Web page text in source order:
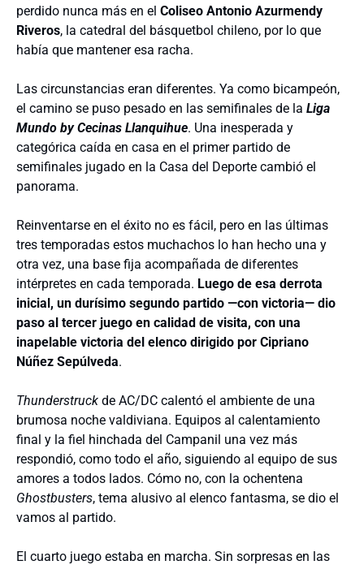
perdido nunca más en el Coliseo Antonio Azurmendy
Riveros, la catedral del básquetbol chileno, por lo que
había que mantener esa racha.
Las circunstancias eran diferentes. Ya como bicampeón,
el camino se puso pesado en las semifinales de la Liga
Mundo by Cecinas Llanquihue. Una inesperada y
categórica caída en casa en el primer partido de
semifinales jugado en la Casa del Deporte cambió el
panorama.
Reinventarse en el éxito no es fácil, pero en las últimas
tres temporadas estos muchachos lo han hecho una y
otra vez, una base fija acompañada de diferentes
intérpretes en cada temporada. Luego de esa derrota
inicial, un durísimo segundo partido —con victoria— dio
paso al tercer juego en calidad de visita, con una
inapelable victoria del elenco dirigido por Cipriano
Núñez Sepúlveda.
Thunderstruck de AC/DC calentó el ambiente de una
brumosa noche valdiviana. Equipos al calentamiento
final y la fiel hinchada del Campanil una vez más
respondió, como todo el año, siguiendo al equipo de sus
amores a todos lados. Cómo no, con la ochentena
Ghostbusters, tema alusivo al elenco fantasma, se dio el
vamos al partido.
El cuarto juego estaba en marcha. Sin sorpresas en las